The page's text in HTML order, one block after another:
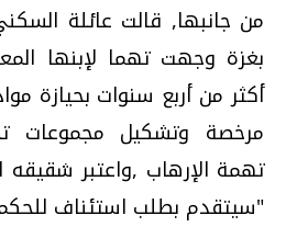
من جانبها, قالت عائلة
بغزة وجهت تهما لإبنها
أكثر من أربع سنوات بحيازة
مرخصة وتشكيل مجموعات
تهمة الإرهاب ,واعتبر شقيقه
"سيتقدم بطلب استئناف